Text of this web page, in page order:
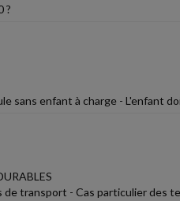
?
sans enfant à charge - L'enfant
transport - Cas particulier des